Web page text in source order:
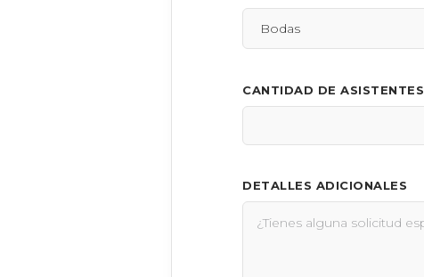
CANTIDAD DE ASISTENTES
DETALLES ADICIONALES